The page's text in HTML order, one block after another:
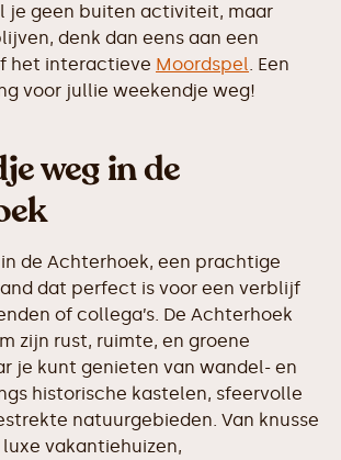
je geen buiten activiteit, maar
denk dan eens aan een
het interactieve Moordspel. Een
voor jullie weekendje weg!
weg in de
de Achterhoek, een prachtige
dat perfect is voor een verblijf
of collega’s. De Achterhoek
zijn rust, ruimte, en groene
je kunt genieten van wandel- en
historische kastelen, sfeervolle
natuurgebieden. Van knusse
vakantiehuizen,